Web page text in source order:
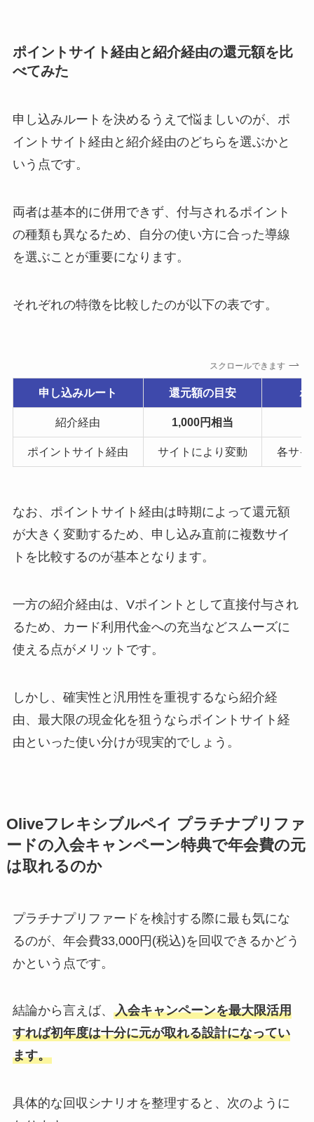
ポイントサイト経由と紹介経由の還元額を比
べてみた
申し込みルートを決めるうえで悩ましいのが、ポ
イントサイト経由と紹介経由のどちらを選ぶかと
いう点です。
両者は基本的に併用できず、付与されるポイント
の種類も異なるため、自分の使い方に合った導線
を選ぶことが重要になります。
それぞれの特徴を比較したのが以下の表です。
スクロールできます
申し込みルート 還元額の目安 ポ
紹介経由 1,000円相当
ポイントサイト経由 サイトにより変動 各サイ
なお、ポイントサイト経由は時期によって還元額
が大きく変動するため、申し込み直前に複数サイ
トを比較するのが基本となります。
一方の紹介経由は、Vポイントとして直接付与され
るため、カード利用代金への充当などスムーズに
使える点がメリットです。
しかし、確実性と汎用性を重視するなら紹介経
由、最大限の現金化を狙うならポイントサイト経
由といった使い分けが現実的でしょう。
Oliveフレキシブルペイ プラチナプリファ
ードの入会キャンペーン特典で年会費の元
は取れるのか
プラチナプリファードを検討する際に最も気にな
るのが、年会費33,000円(税込)を回収できるかどう
かという点です。
結論から言えば、 入会キャンペーンを最大限活用
すれば初年度は十分に元が取れる設計になってい
ます。
具体的な回収シナリオを整理すると、次のように